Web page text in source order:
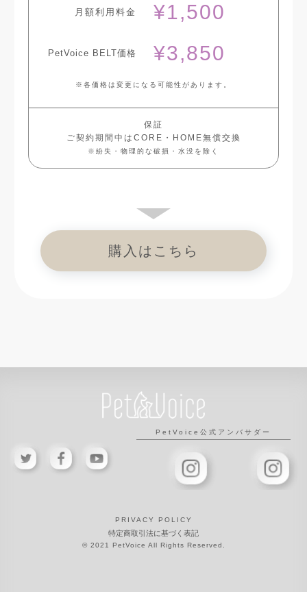
月額利用料金 ¥1,500
PetVoice BELT価格 ¥3,850
※各価格は変更になる可能性があります。
保証
ご契約期間中はCORE・HOME無償交換
※紛失・物理的な破損・水没を除く
購入はこちら
PRIVACY POLICY
特定商取引法に基づく表記
​© 2021 PetVoice All Rights Reserved.